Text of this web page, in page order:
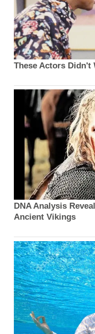
These Actors Didn't
DNA Analysis
Ancient Vikings